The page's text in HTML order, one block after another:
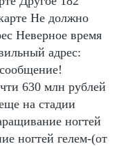
Не должно
Неверное время
адрес:
630 млн рублей
на стадии
ногтей
ногтей гелем-(от